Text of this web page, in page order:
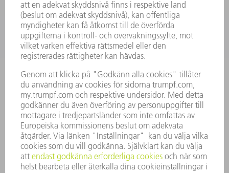
BRANSCHER
FÖRETAG
KARRIÄR
LEDIGA TJÄNSTER
FÖRETAGSPROFIL
STYRELSE
FÖRETAGSPRINCIPER
ÖVERENSSTÄMMELSE
RÅDGIVARSYSTEM
SECURITY
PRESSMEDDELANDEN
MAGASIN
HÅLLBARHET
MILJÖ & KLIMAT
SOCIALT & SAMHÄLLE
FÖRETAGSMANAGEMENT